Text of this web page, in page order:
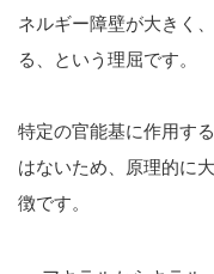
ネルギー障壁が大きく
る、という理屈です。
特定の官能基に作用す
はないため、原理的に
徴です。